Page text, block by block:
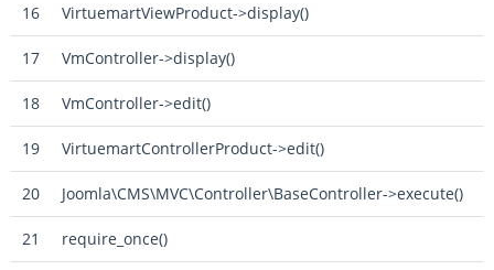
16 VirtuemartViewProduct->display()
17 VmController->display()
18 VmController->edit()
19 VirtuemartControllerProduct->edit()
20 Joomla\CMS\MVC\Controller\BaseController->execute()
21 require_once()